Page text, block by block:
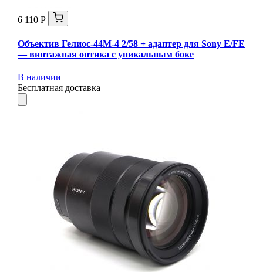
6 110 Р
Объектив Гелиос-44М-4 2/58 + адаптер для Sony E/FE
— винтажная оптика с уникальным боке
В наличии
Бесплатная доставка